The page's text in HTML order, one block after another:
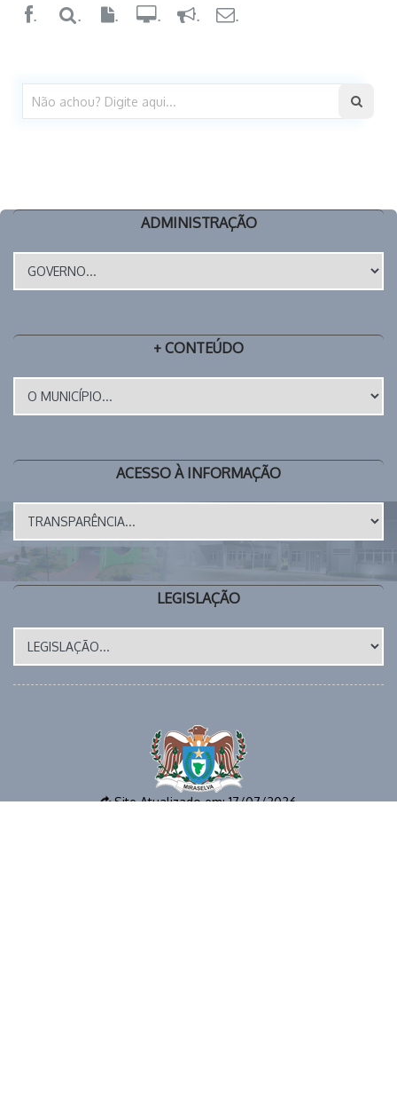
. . .
ADMINISTRAÇÃO
+ CONTEÚDO
ACESSO À INFORMAÇÃO
LEGISLAÇÃO
Site Atualizado em: 17/07/2026